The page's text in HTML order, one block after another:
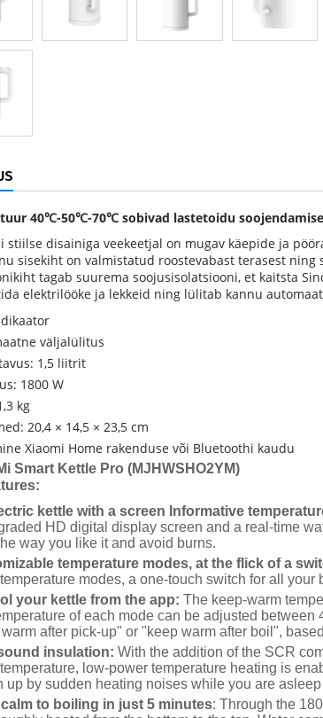
40℃-50℃-70℃ sobivad lastetoidu
stiilse disainiga veekeetjal on mugav käepide ja
sisekiht on valmistatud roostevabast terasest
tagab suurema soojusisolatsiooni, et kaitsta
elektrilööke ja lekkeid ning lülitab kannu
väljalülitus
1,5 liitrit
1800 W
kg
20,4 × 14,5 × 23,5 cm
Xiaomi Home rakenduse või Bluetoothi kaudu
Smart Kettle Pro (MJHWSHO2YM)
kettle with a screen Informative
HD digital display screen and a real-time
way you like it and avoid burns.
temperature modes, at the flick of a
modes, a one-touch switch for all your
your kettle from the app: The keep-warm
of each mode can be adjusted
after pick-up" or "keep warm after boil",
insulation: With the addition of the SCR
low-power temperature heating is
up by sudden heating noises while you are asleep
calm to boiling in just 5 minutes: Through the